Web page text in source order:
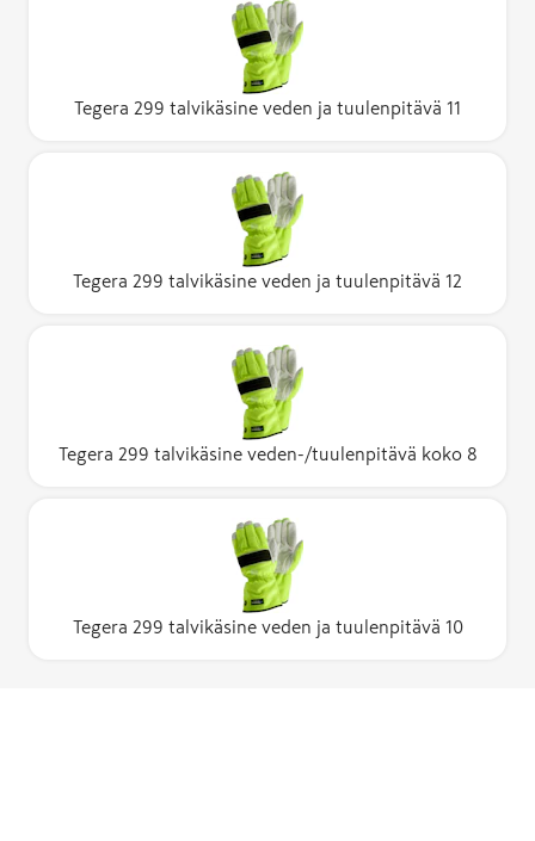
Tegera 299 talvikäsine veden ja tuulenpitävä 11
Tegera 299 talvikäsine veden ja tuulenpitävä 12
Tegera 299 talvikäsine veden-/tuulenpitävä koko 8
Tegera 299 talvikäsine veden ja tuulenpitävä 10